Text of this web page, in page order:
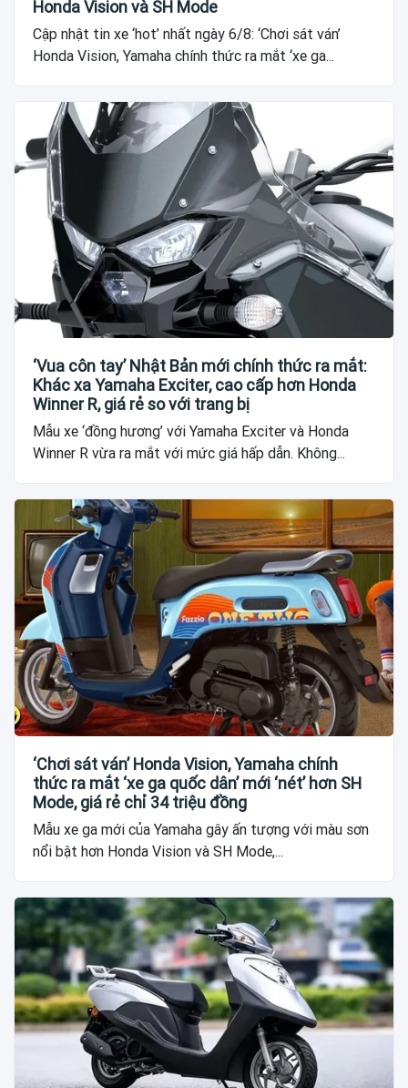
Honda Vision và SH Mode
Cập nhật tin xe ‘hot’ nhất ngày 6/8: ‘Chơi sát ván’
Honda Vision, Yamaha chính thức ra mắt ‘xe ga...
‘Vua côn tay’ Nhật Bản mới chính thức ra mắt:
Khác xa Yamaha Exciter, cao cấp hơn Honda
Winner R, giá rẻ so với trang bị
Mẫu xe ‘đồng hương’ với Yamaha Exciter và Honda
Winner R vừa ra mắt với mức giá hấp dẫn. Không...
‘Chơi sát ván’ Honda Vision, Yamaha chính
thức ra mắt ‘xe ga quốc dân’ mới ‘nét’ hơn SH
Mode, giá rẻ chỉ 34 triệu đồng
Mẫu xe ga mới của Yamaha gây ấn tượng với màu sơn
nổi bật hơn Honda Vision và SH Mode,...